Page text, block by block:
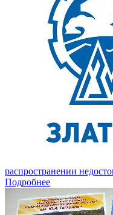
распространении
Подробнее